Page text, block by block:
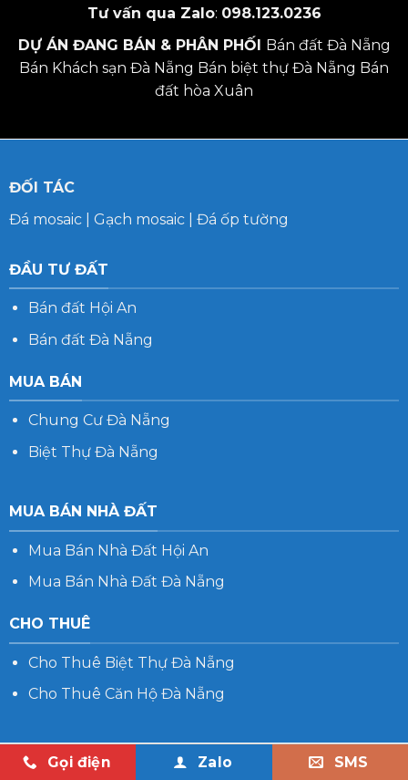
Tư vấn qua Zalo: 098.123.0236
DỰ ÁN ĐANG BÁN & PHÂN PHỐI
Bán đất Đà Nẵng
Bán Khách sạn Đà Nẵng Bán biệt thự Đà Nẵng Bán
đất hòa Xuân
ĐỐI TÁC
Đá mosaic| Gạch mosaic| Đá ốp tường
ĐẦU TƯ ĐẤT
Bán đất Hội An
Bán đất Đà Nẵng
MUA BÁN
Chung Cư Đà Nẵng
Biệt Thự Đà Nẵng
MUA BÁN NHÀ ĐẤT
Mua Bán Nhà Đất Hội An
Mua Bán Nhà Đất Đà Nẵng
CHO THUÊ
Cho Thuê Biệt Thự Đà Nẵng
Cho Thuê Căn Hộ Đà Nẵng
Gọi điện Zalo SMS